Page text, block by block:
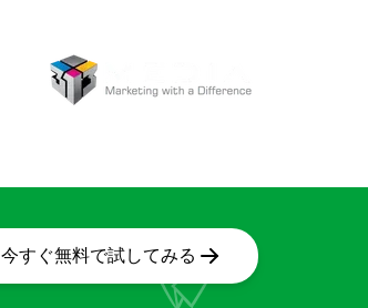
今すぐ無料で試してみる